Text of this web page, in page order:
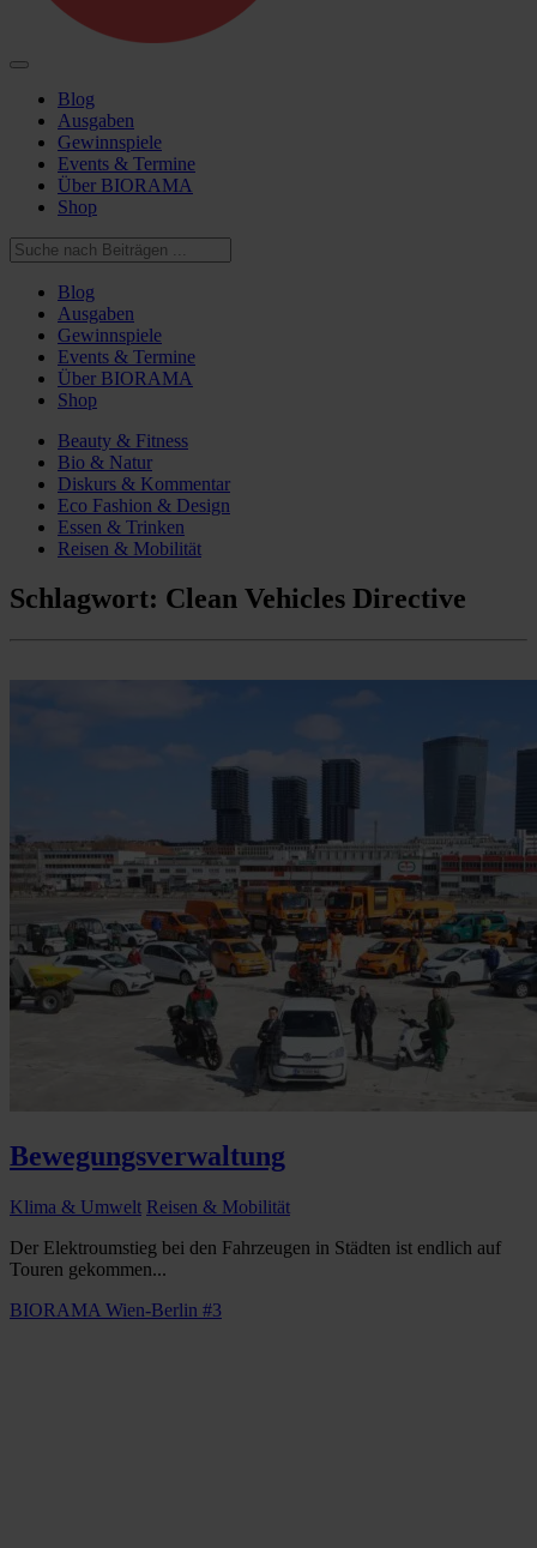
Blog
Ausgaben
Gewinnspiele
Events & Termine
Über BIORAMA
Shop
Blog
Ausgaben
Gewinnspiele
Events & Termine
Über BIORAMA
Shop
Beauty & Fitness
Bio & Natur
Diskurs & Kommentar
Eco Fashion & Design
Essen & Trinken
Reisen & Mobilität
Schlagwort: Clean Vehicles Directive
Bewegungsverwaltung
Klima & Umwelt Reisen & Mobilität
Der Elektroumstieg bei den Fahrzeugen in Städten ist endlich auf
Touren gekommen...
BIORAMA Wien-Berlin #3